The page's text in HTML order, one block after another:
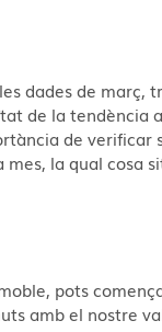
dades de
de la tendència
de verificar
la qual cosa
pots
amb el nostre